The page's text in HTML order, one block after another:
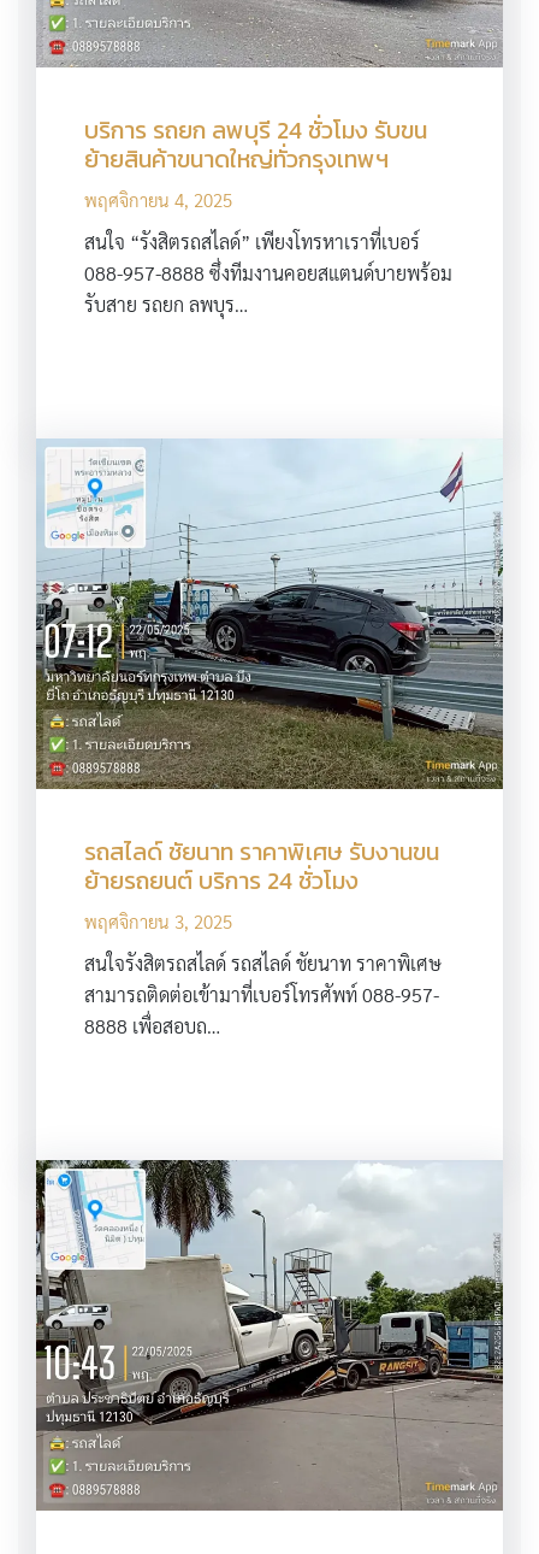
บริการ รถยก ลพบุรี 24 ชั่วโมง รับขน
ย้ายสินค้าขนาดใหญ่ทั่วกรุงเทพฯ
พฤศจิกายน 4, 2025
สนใจ “รังสิตรถสไลด์” เพียงโทรหาเราที่เบอร์
088-957-8888 ซึ่งทีมงานคอยสแตนด์บายพร้อม
รับสาย รถยก ลพบุร…
รถสไลด์ ชัยนาท ราคาพิเศษ รับงานขน
ย้ายรถยนต์ บริการ 24 ชั่วโมง
พฤศจิกายน 3, 2025
สนใจรังสิตรถสไลด์ รถสไลด์ ชัยนาท ราคาพิเศษ
สามารถติดต่อเข้ามาที่เบอร์โทรศัพท์ 088-957-
8888 เพื่อสอบถ…